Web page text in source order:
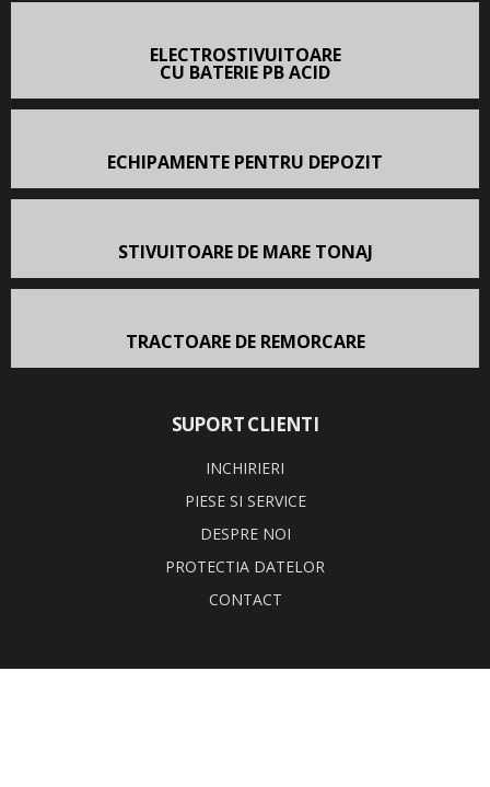
ELECTROSTIVUITOARE
CU BATERIE PB ACID
ECHIPAMENTE PENTRU DEPOZIT
STIVUITOARE DE MARE TONAJ
TRACTOARE DE REMORCARE
SUPORT CLIENTI
INCHIRIERI
PIESE SI SERVICE
DESPRE NOI
PROTECTIA DATELOR
CONTACT